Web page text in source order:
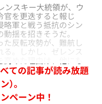
スキー大統領が、ウ
官を更迭すると報じ
略軍と戦う抵抗のシン
揺を招きそうだ。
反転攻勢が、難航し
。しかし、ゼレンス
ての記事が読み放題
）。
ペーン中！